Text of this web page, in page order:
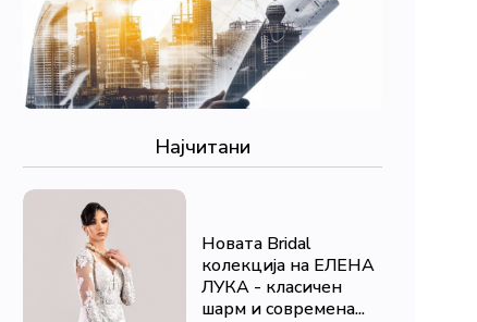
Најчитани
Новата Bridal
колекција на ЕЛЕНА
ЛУКА - класичен
шарм и современа...